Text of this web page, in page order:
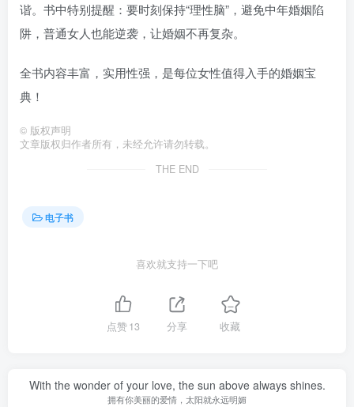
谐。书中特别提醒：要时刻保持“理性脑”，避免中年婚姻陷
阱，普通女人也能逆袭，让婚姻不再复杂。
全书内容丰富，实用性强，是每位女性值得入手的婚姻宝
典！
© 版权声明
文章版权归作者所有，未经允许请勿转载。
THE END
电子书
喜欢就支持一下吧
点赞13 分享 收藏
With the wonder of your love, the sun above always shines.
拥有你美丽的爱情，太阳就永远明媚